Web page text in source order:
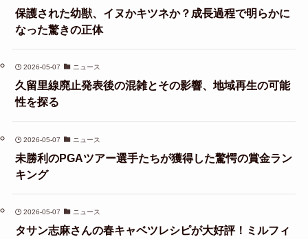
保護された幼獣、イヌかキツネか？成長過程で明らかに
なった驚きの正体
2026-05-07 ニュース
久留里線廃止発表後の混雑とその影響、地域再生の可能
性を探る
2026-05-07 ニュース
未勝利のPGAツアー選手たちが獲得した驚愕の賞金ラン
キング
2026-05-07 ニュース
タサン志麻さんの春キャベツレシピが大好評！ミルフィ